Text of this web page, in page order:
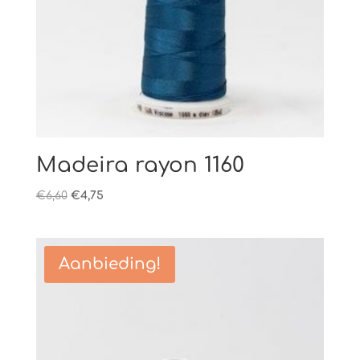
Madeira rayon 1160
€6,60 Oorspronkelijke
€4,75Huidige
Aanbieding!